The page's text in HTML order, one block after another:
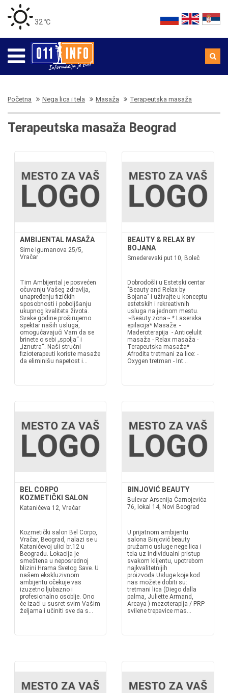
32 ℃
Početna Nega lica i tela Masaža Terapeutska masaža
Terapeutska masaža Beograd
AMBIJENTAL MASAŽA
Sime Igumanova 25/5,
Vračar
Tim Ambijental je posvećen
očuvanju Vašeg zdravlja,
unapređenju fizičkih
sposobnosti i poboljšanju
ukupnog kvaliteta života.
Svake godine proširujemo
spektar naših usluga,
omogućavajući Vam da se
brinete o sebi „spolja“ i
„iznutra“. Naši stručni
fizioterapeuti koriste masaže
da eliminišu napetost i...
BEAUTY & RELAX BY
BOJANA
Smederevski put 10, Boleč
Dobrodošli u Estetski centar
"Beauty and Relax by
Bojana" i uživajte u konceptu
estetskih i rekreativnih
usluga na jednom mestu.
~Beauty zona~ * Laserska
epilacija* Masaže: -
Maderoterapija - Anticelulit
masaža - Relax masaža -
Terapeutska masaža*
Afrodita tretmani za lice: -
Oxygen tretman - Int...
BEL CORPO
KOZMETIČKI SALON
Katanićeva 12, Vračar
Kozmetički salon Bel Corpo,
Vračar, Beograd, nalazi se u
Katanićevoj ulici br.12 u
Beogradu. Lokacija je
smeštena u neposrednoj
blizini Hrama Svetog Save. U
našem ekskluzivnom
ambijentu očekuje vas
izuzetno ljubazno i
profesionalno osoblje. Ono
će izaći u susret svim Vašim
željama i učiniti sve da s...
BINJOVIĆ BEAUTY
Bulevar Arsenija Čarnojevića
76, lokal 14, Novi Beograd
U prijatnom ambijentu
salona Binjović beauty
pružamo usluge nege lica i
tela uz individualni pristup
svakom klijentu, upotrebom
najkvalitetnijih
proizvoda.Usluge koje kod
nas možete dobiti su:
tretmani lica (Diego dalla
palma, Juliette Armand,
Arcaya ) mezoterapija / PRP
svilene trepavice mas...